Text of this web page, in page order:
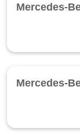
Mercedes-
Mercedes-